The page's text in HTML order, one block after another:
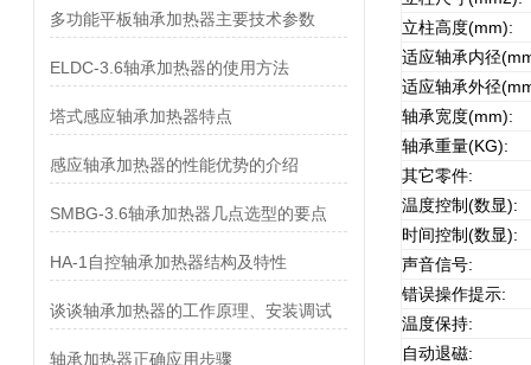
多功能平板轴承加热器主要技术参数
ELDC-3.6轴承加热器的使用方法
塔式感应轴承加热器特点
感应轴承加热器的性能优势的介绍
SMBG-3.6轴承加热器几点选型的要点
HA-1自控轴承加热器结构及特性
谈谈轴承加热器的工作原理、安装调试
轴承加热器正确应用步骤
立柱高度(mm):
适应轴承内径
适应轴承外径
轴承宽度(mm):
轴承重量(KG):
其它零件:
温度控制(数显):
时间控制(数显):
声音信号:
错误操作提示:
温度保持:
自动退磁: